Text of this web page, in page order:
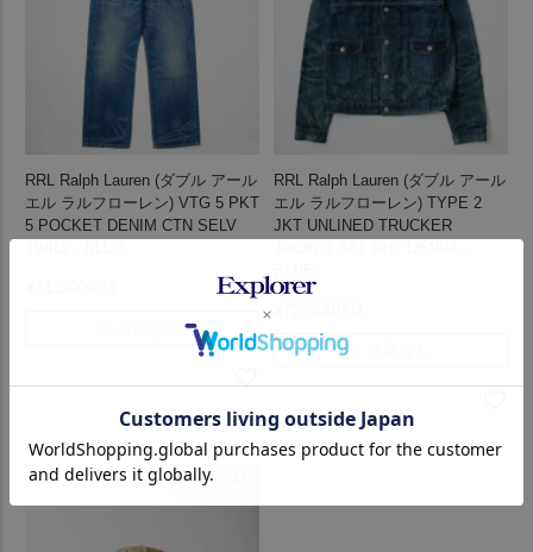
RRL Ralph Lauren (ダブル アール
エル ラルフローレン) VTG 5 PKT
5 POCKET DENIM CTN SELV
RRL Ralph Lauren (ダブル アール
エル ラルフローレン) TYPE 2
JKT UNLINED TRUCKER